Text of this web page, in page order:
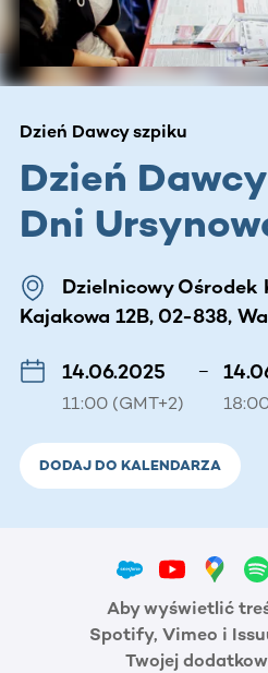
Dzień Dawcy szpiku
Dzień
Dni
Dzielnicowy Ośrodek
Kajakowa 12B, 02-838,
14.06.2025
11:00 (GMT+2)
–
DODAJ DO KALENDARZA
Aby wyświetlić
Spotify, Vimeo i
Twojej